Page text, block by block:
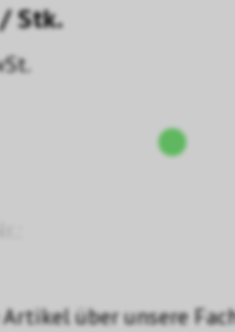
/ Stk.
über unsere